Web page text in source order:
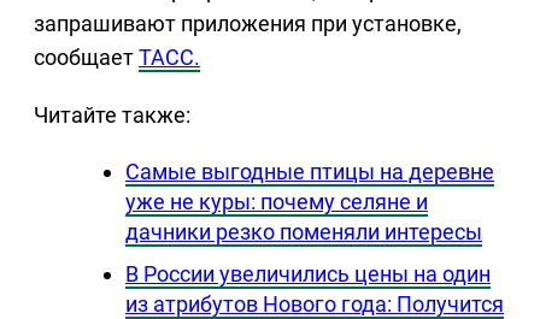
запрашивают приложения при установке,
сообщаетТАСС.
Читайте также:
Самые выгодные птицы на деревне
уже не куры: почему селяне и
дачники резко поменяли интересы
В России увеличились цены на один
из атрибутов Нового года: Получится